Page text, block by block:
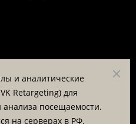
звонок
и аналитические
Retargeting) для
посещаемости.
на серверах в РФ.